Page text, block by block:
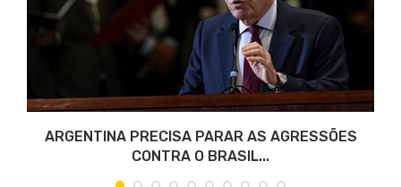
ARGENTINA PRECISA PARAR AS AGRESSÕES
CONTRA O BRASIL...